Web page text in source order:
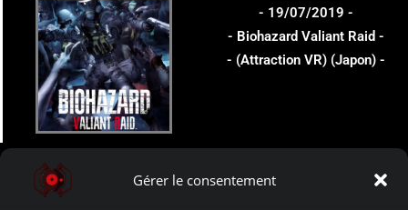
Gérer le consentement
- 19/07/2019 -
- Biohazard Valiant Raid -
- (Attraction VR) (Japon) -
Mentions légales